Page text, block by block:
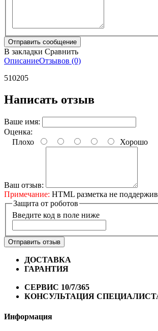
В закладки Сравнить
ОписаниеОтзывов (0)
510205
Написать отзыв
Ваше имя:
Оценка:
Плохо
Хорошо
Ваш отзыв:
Примечание: HTML разметка не
Защита от роботов
Введите код в поле ниже
Отправить отзыв
ДОСТАВКА
ГАРАНТИЯ
СЕРВИС 10/7/365
КОНСУЛЬТАЦИЯ
Информация